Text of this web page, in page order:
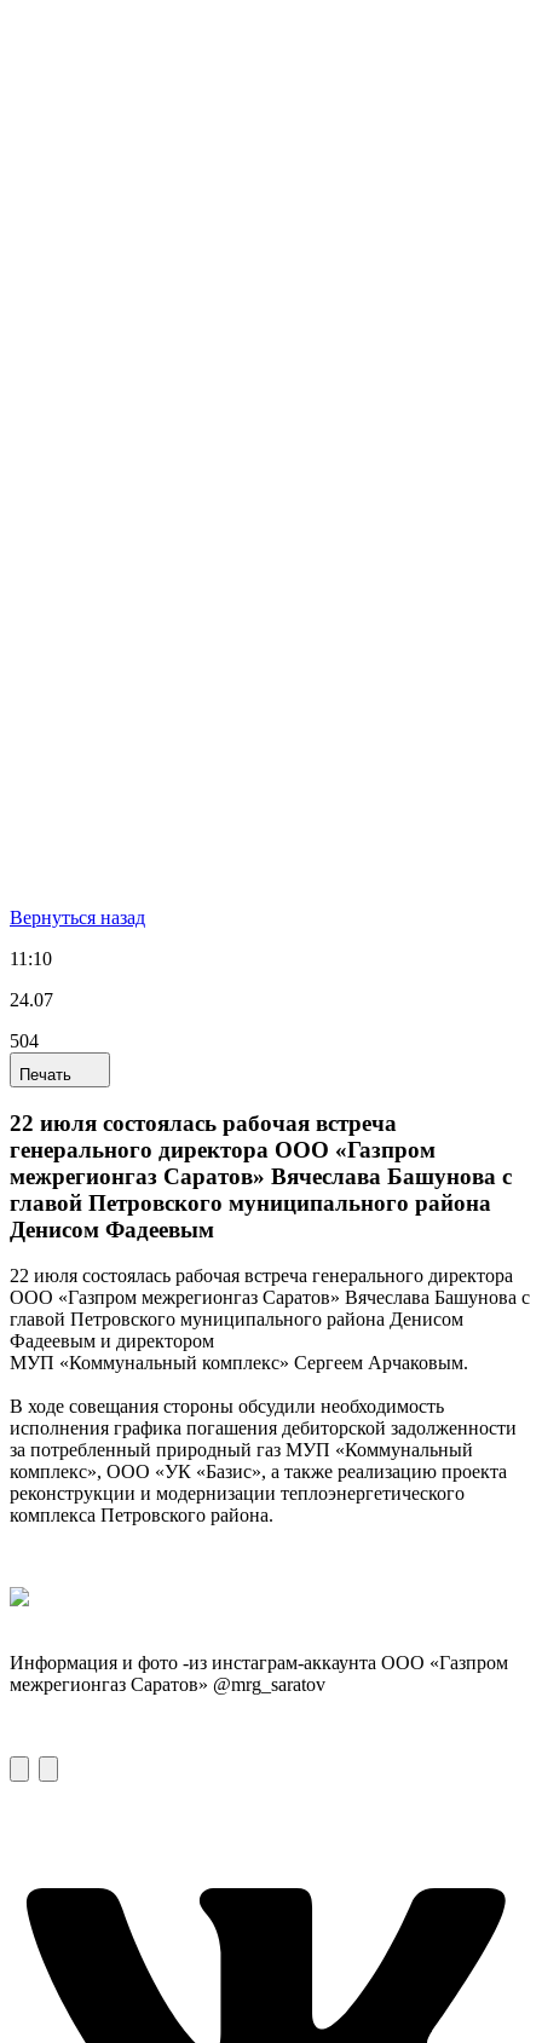
Вернуться назад
11:10
24.07
504
Печать
22 июля состоялась рабочая встреча
генерального директора ООО «Газпром
межрегионгаз Саратов» Вячеслава Башунова с
главой Петровского муниципального района
Денисом Фадеевым
22 июля состоялась рабочая встреча генерального директора
ООО «Газпром межрегионгаз Саратов» Вячеслава Башунова с
главой Петровского муниципального района Денисом
Фадеевым и директором
МУП «Коммунальный комплекс» Сергеем Арчаковым.
В ходе совещания стороны обсудили необходимость
исполнения графика погашения дебиторской задолженности
за потребленный природный газ МУП «Коммунальный
комплекс», ООО «УК «Базис», а также реализацию проекта
реконструкции и модернизации теплоэнергетического
комплекса Петровского района.
Информация и фото -из инстаграм-аккаунта ООО «Газпром
межрегионгаз Саратов» @mrg_saratov